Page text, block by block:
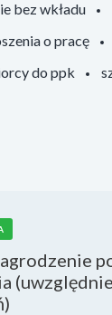
bez wkładu
o pracę
do ppk